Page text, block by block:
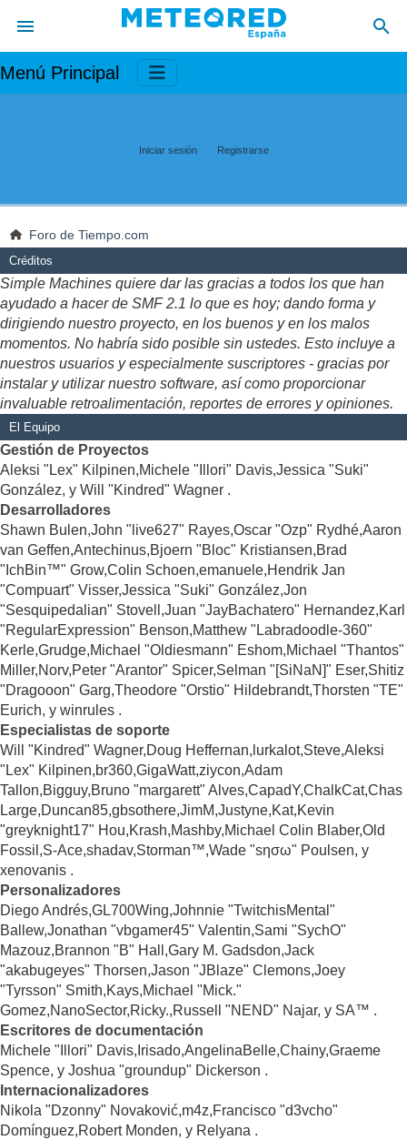
Menú Principal
Iniciar sesión Registrarse
Foro de Tiempo.com
Créditos
Simple Machines quiere dar las gracias a todos los que han
ayudado a hacer de SMF 2.1 lo que es hoy; dando forma y
dirigiendo nuestro proyecto, en los buenos y en los malos
momentos. No habría sido posible sin ustedes. Esto incluye a
nuestros usuarios y especialmente suscriptores - gracias por
instalar y utilizar nuestro software, así como proporcionar
invaluable retroalimentación, reportes de errores y opiniones.
El Equipo
Gestión de Proyectos
Aleksi "Lex" Kilpinen,Michele "Illori" Davis,Jessica "Suki"
González, y Will "Kindred" Wagner .
Desarrolladores
Shawn Bulen,John "live627" Rayes,Oscar "Ozp" Rydhé,Aaron
van Geffen,Antechinus,Bjoern "Bloc" Kristiansen,Brad
"IchBin™" Grow,Colin Schoen,emanuele,Hendrik Jan
"Compuart" Visser,Jessica "Suki" González,Jon
"Sesquipedalian" Stovell,Juan "JayBachatero" Hernandez,Karl
"RegularExpression" Benson,Matthew "Labradoodle-360"
Kerle,Grudge,Michael "Oldiesmann" Eshom,Michael "Thantos"
Miller,Norv,Peter "Arantor" Spicer,Selman "[SiNaN]" Eser,Shitiz
"Dragooon" Garg,Theodore "Orstio" Hildebrandt,Thorsten "TE"
Eurich, y winrules .
Especialistas de soporte
Will "Kindred" Wagner,Doug Heffernan,lurkalot,Steve,Aleksi
"Lex" Kilpinen,br360,GigaWatt,ziycon,Adam
Tallon,Bigguy,Bruno "margarett" Alves,CapadY,ChalkCat,Chas
Large,Duncan85,gbsothere,JimM,Justyne,Kat,Kevin
"greyknight17" Hou,Krash,Mashby,Michael Colin Blaber,Old
Fossil,S-Ace,shadav,Storman™,Wade "sησω" Poulsen, y
xenovanis .
Personalizadores
Diego Andrés,GL700Wing,Johnnie "TwitchisMental"
Ballew,Jonathan "vbgamer45" Valentin,Sami "SychO"
Mazouz,Brannon "B" Hall,Gary M. Gadsdon,Jack
"akabugeyes" Thorsen,Jason "JBlaze" Clemons,Joey
"Tyrsson" Smith,Kays,Michael "Mick."
Gomez,NanoSector,Ricky.,Russell "NEND" Najar, y SA™ .
Escritores de documentación
Michele "Illori" Davis,Irisado,AngelinaBelle,Chainy,Graeme
Spence, y Joshua "groundup" Dickerson .
Internacionalizadores
Nikola "Dzonny" Novaković,m4z,Francisco "d3vcho"
Domínguez,Robert Monden, y Relyana .